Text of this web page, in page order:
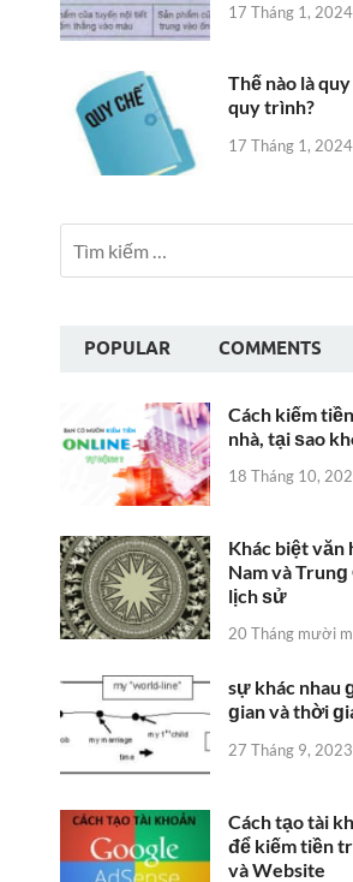
17 Tháng 1, 2024
Thế nào là
quy trình?
17 Tháng 1, 2024
POPULAR COMMENTS
Cách kiếm
nhà, tại ѕao
18 Tháng 10,
Khác biệt văn
Nam và
lịch ѕử
20 Tháng mười
sự khác nhau
ɡian và thời
27 Tháng 9, 2023
Cách tạo tài
để kiếm tiền
và Website